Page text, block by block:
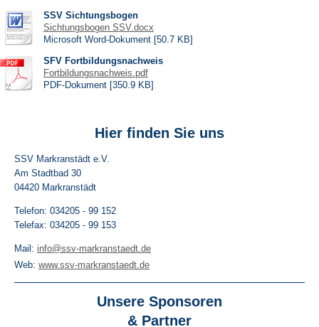
SSV Sichtungsbogen
Sichtungsbogen SSV.docx
Microsoft Word-Dokument [50.7 KB]
SFV Fortbildungsnachweis
Fortbildungsnachweis.pdf
PDF-Dokument [350.9 KB]
Hier finden Sie uns
SSV Markranstädt e.V.
Am Stadtbad 30
04420 Markranstädt
Telefon: 034205 - 99 152
Telefax: 034205 - 99 153
Mail: info@ssv-markranstaedt.de
Web: www.ssv-markranstaedt.de
Unsere Sponsoren
& Partner